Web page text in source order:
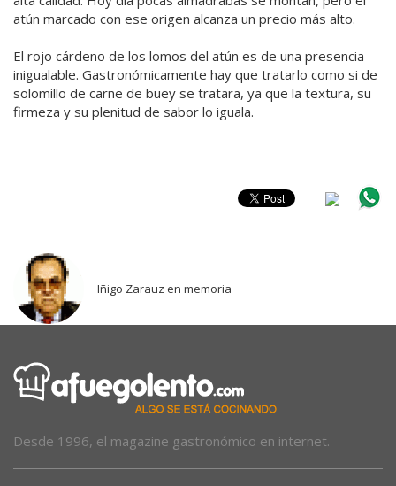
atún marcado con ese origen alcanza un precio más alto.
El rojo cárdeno de los lomos del atún es de una presencia
inigualable. Gastronómicamente hay que tratarlo como si de
solomillo de carne de buey se tratara, ya que la textura, su
firmeza y su plenitud de sabor lo iguala.
Iñigo Zarauz en memoria
Desde 1996, el magazine gastronómico en internet.